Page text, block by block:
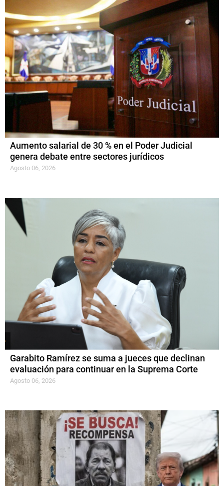
Aumento salarial de 30 % en el Poder Judicial
genera debate entre sectores jurídicos
Agosto 06, 2026
Garabito Ramírez se suma a jueces que declinan
evaluación para continuar en la Suprema Corte
Agosto 06, 2026